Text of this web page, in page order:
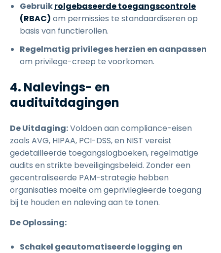
Gebruikrolgebaseerde toegangscontrole
(RBAC) om permissies te standaardiseren op
basis van functierollen.
Regelmatig privileges herzien en aanpassen
om privilege-creep te voorkomen.
4. Nalevings- en
audituitdagingen
De Uitdaging:Voldoen aan compliance-eisen
zoals AVG, HIPAA, PCI-DSS, en NIST vereist
gedetailleerde toegangslogboeken, regelmatige
audits en strikte beveiligingsbeleid. Zonder een
gecentraliseerde PAM-strategie hebben
organisaties moeite om geprivilegieerde toegang
bij te houden en naleving aan te tonen.
De Oplossing:
Schakel geautomatiseerde logging en